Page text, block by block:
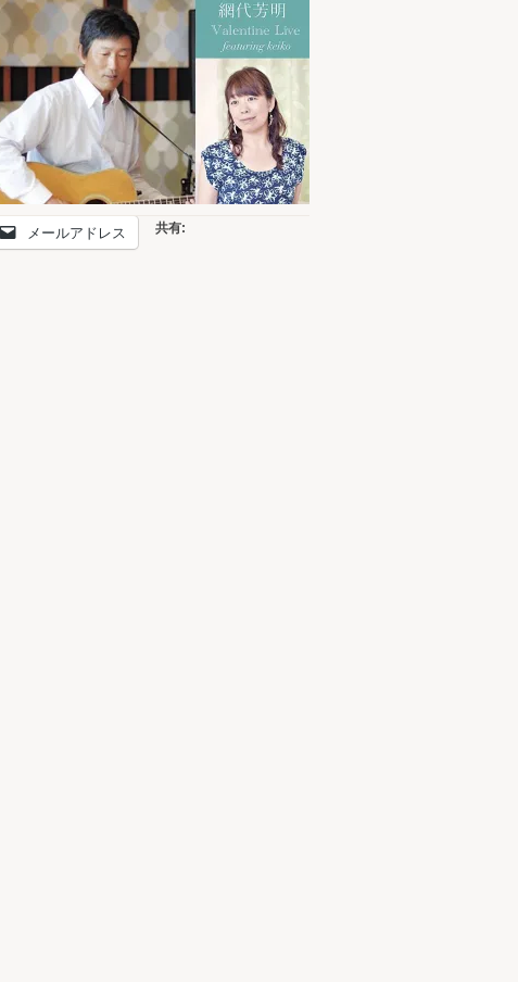
共有:
メールアドレス